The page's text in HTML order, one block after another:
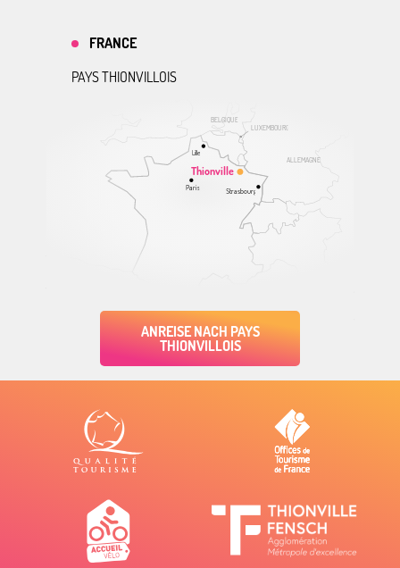
ALLEMAGNE
BELGIQUE
LUXEMBOURG
Thionville
Lille
Paris Strasbourg
FRANCE
PAYS THIONVILLOIS
ANREISE NACH PAYS
THIONVILLOIS